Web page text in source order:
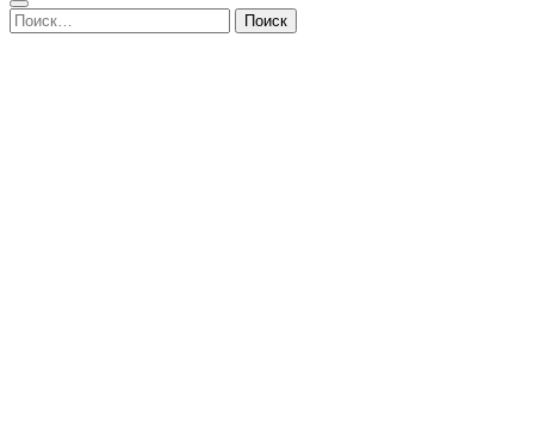
Найти: